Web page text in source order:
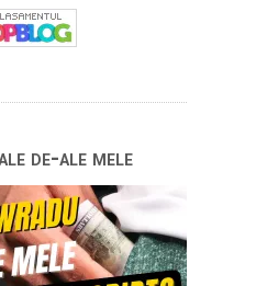
de-ale mele